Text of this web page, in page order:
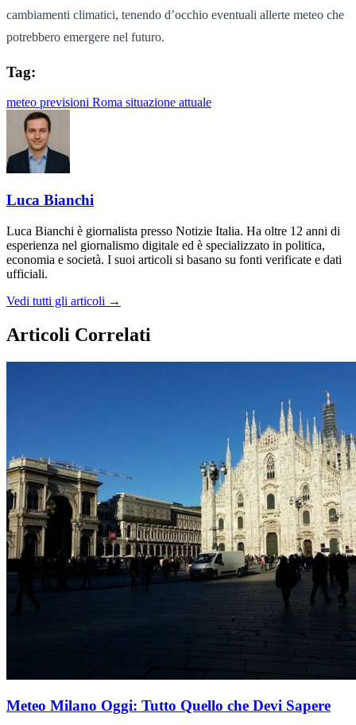
cambiamenti climatici, tenendo d’occhio eventuali allerte meteo che
potrebbero emergere nel futuro.
Tag:
meteo previsioni Roma situazione attuale
Luca Bianchi
Luca Bianchi è giornalista presso Notizie Italia. Ha oltre 12 anni di
esperienza nel giornalismo digitale ed è specializzato in politica,
economia e società. I suoi articoli si basano su fonti verificate e dati
ufficiali.
Vedi tutti gli articoli →
Articoli Correlati
Meteo Milano Oggi: Tutto Quello che Devi Sapere